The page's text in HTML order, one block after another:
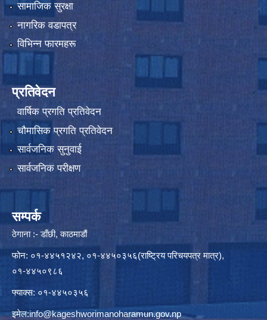
सामाजिक सुरक्षा
नागरिक वडापत्र
विभिन्न फारमहरू
प्रतिवेदन
वार्षिक प्रगति प्रतिवेदन
चौमासिक प्रगति प्रतिवेदन
सार्वजनिक सुनुवाई
सार्वजनिक परीक्षण
सम्पर्क
ठेगाना :- डाँछी, काठमाडौं
फोन: ०१-४४५१२४२, ०१-४४५०३५६(राष्ट्रिय परिचयपत्र मात्र),
०१-४४५०९८६
फ्याक्स: ०१-४४५०३५६
इमेल:info@kageshworimanoharamun.gov.np